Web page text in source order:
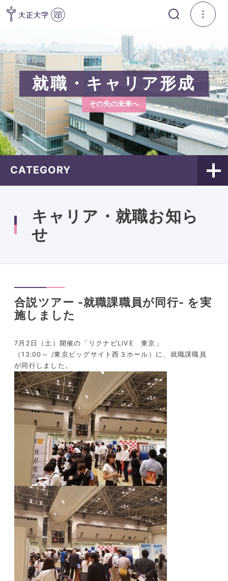
就職・キャリア形成
その先の未来へ
CATEGORY
キャリア・就職お知ら
せ
合説ツアー -就職課職員が同行- を実
施しました
7月2日（土）開催の「リクナビLIVE 東京」
（13:00～ /東京ビッグサイト西３ホール）に、就職課職員
が同行しました。